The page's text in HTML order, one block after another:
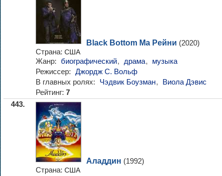
Black Bottom Ма Рейни (2020)
Страна: США
Жанр: биографический, драма,
музыка
Режиссер: Джордж С. Вольф
В главных ролях:
Чэдвик Боузман,
Виола Дэвис
Рейтинг: 7
443.
Аладдин (1992)
Страна: США